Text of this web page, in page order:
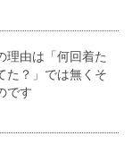
理由は「何回着た
た？」では無くそ
です